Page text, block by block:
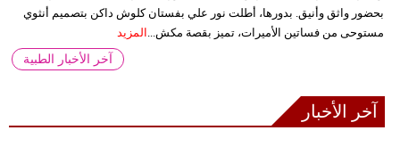
بحضور واثق وأنيق. بدورها، أطلت نور علي بفستان كلوش داكن بتصميم أنثوي
مستوحى من فساتين الأميرات، تميز بقصة مكش... المزيد
آخر الأخبار الطبية
آخر الأخبار